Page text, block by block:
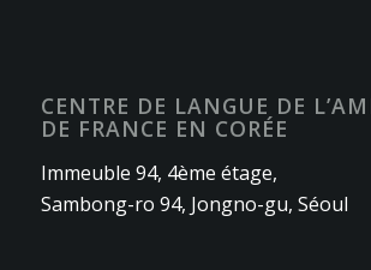
CENTRE DE LANGUE DE
DE FRANCE EN CORÉE
Immeuble 94, 4ème étage,
Sambong-ro 94, Jongno-gu, Séoul